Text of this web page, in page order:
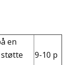
en
9-10 p